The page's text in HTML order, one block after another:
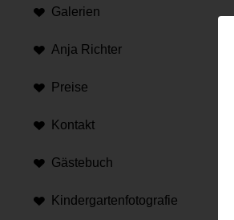
Galerien
Anja Richter
Preise
Kontakt
Gästebuch
Kindergartenfotografie